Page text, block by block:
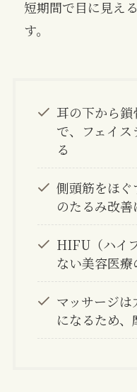
短期間で目に見え
す。
耳の下から
で、フェイ
る
側頭筋をほ
のたるみ改善
HIFU（ハイ
ない美容医
マッサージ
になるため